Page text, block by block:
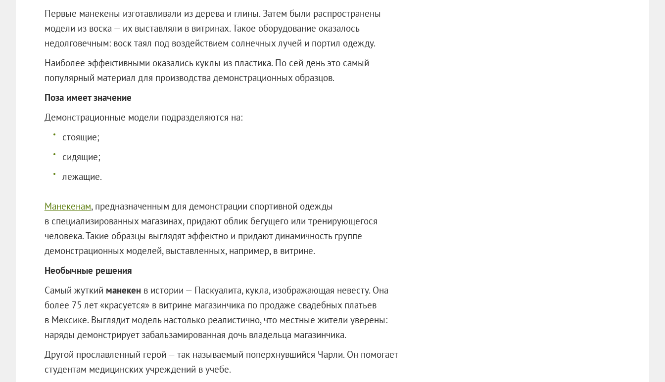
Первые манекены изготавливали из дерева и глины. Затем были распространены
модели из воска — их выставляли в витринах. Такое оборудование оказалось
недолговечным: воск таял под воздействием солнечных лучей и портил одежду.
Наиболее эффективными оказались куклы из пластика. По сей день это самый
популярный материал для производства демонстрационных образцов.
Поза имеет значение
Демонстрационные модели подразделяются на:
стоящие;
сидящие;
лежащие.
Манекенам, предназначенным для демонстрации спортивной одежды
в специализированных магазинах, придают облик бегущего или тренирующегося
человека. Такие образцы выглядят эффектно и придают динамичность группе
демонстрационных моделей, выставленных, например, в витрине.
Необычные решения
Самый жуткий манекенв истории — Паскуалита, кукла, изображающая невесту. Она
более 75 лет «красуется» в витрине магазинчика по продаже свадебных платьев
в Мексике. Выглядит модель настолько реалистично, что местные жители уверены:
наряды демонстрирует забальзамированная дочь владельца магазинчика.
Другой прославленный герой — так называемый поперхнувшийся Чарли. Он помогает
студентам медицинских учреждений в учебе.